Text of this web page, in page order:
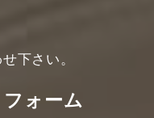
下さい。
フォーム